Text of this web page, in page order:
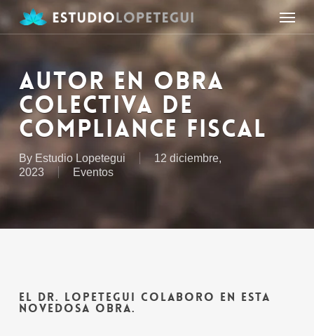
main
Menu
AUTOR EN OBRA
COLECTIVA DE
COMPLIANCE FISCAL
By Estudio Lopetegui
12 diciembre,
2023
Eventos
EL DR. LOPETEGUI COLABORO EN ESTA
NOVEDOSA OBRA.